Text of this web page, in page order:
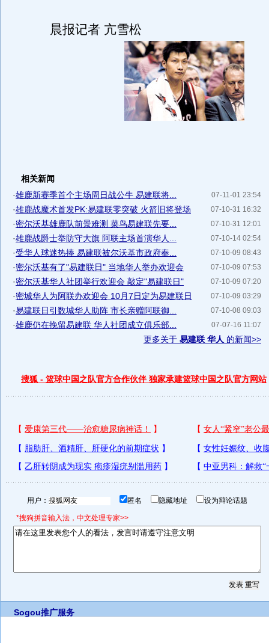
晨报记者 亢雪松
相关新闻
07-11-01 23:54
·雄鹿新赛季首个主场周日战公牛 易建联将...
07-10-31 16:32
·雄鹿战魔术首发PK:易建联零突破 火箭旧将登场
07-10-31 12:01
·密尔沃基雄鹿队前景难测 菜鸟易建联先要...
07-10-14 02:54
·雄鹿战爵士举防守大旗 阿联主场首演华人...
07-10-09 08:43
·受华人球迷热捧 易建联被尔沃基市政府奉...
07-10-09 07:53
·密尔沃基有了"易建联日" 当地华人举办欢迎会
07-10-09 07:20
·密尔沃基华人社团举行欢迎会 敲定"易建联日"
07-10-09 03:29
·密城华人为阿联办欢迎会 10月7日定为易建联日
07-10-08 09:03
·易建联日引数城华人助阵 市长亲赠阿联御...
07-07-16 11:07
·雄鹿仍在挽留易建联 华人社团成立俱乐部...
更多关于 易建联 华人 的新闻>>
搜狐 - 篮球中国之队官方合作伙伴 独家承建篮球中国之队官方网站
用户： 匿名 隐藏地址 设为辩论话题
*搜狗拼音输入法，中文处理专家>>
Sogou推广服务